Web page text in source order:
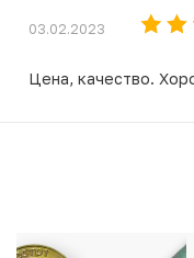
03.02.2023
Цена, качество.